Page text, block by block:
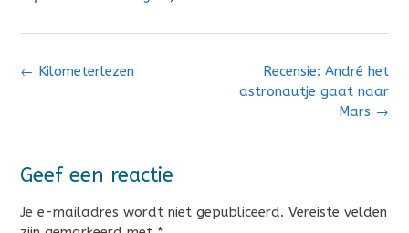
Bericht
Recensie: André het
astronautje gaat naar
Mars →
← Kilometerlezen
Geef een reactie
Je e-mailadres wordt niet gepubliceerd. Vereiste velden